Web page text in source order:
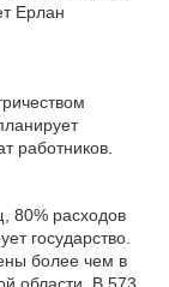
Ерлан
работников.
80% расходов
государство.
более чем в